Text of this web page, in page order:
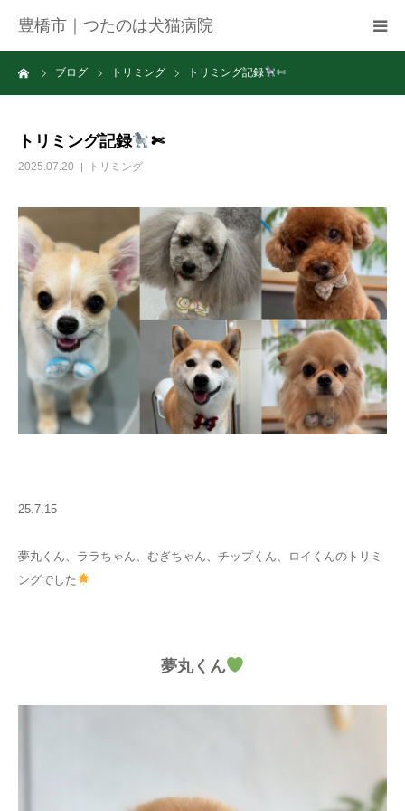
豊橋市｜つたのは犬猫病院
ブログ トリミング トリミング記録 ✄
トリミング記録 ✄
2025.07.20 トリミング
25.7.15
夢丸くん、ララちゃん、むぎちゃん、チップくん、ロイくんのトリミ
ングでした
夢丸くん
病院紹介
ブログ
お問い合わせ